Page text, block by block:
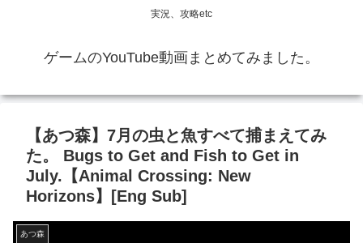
実況、攻略etc
ゲームのYouTube動画まとめてみました。
【あつ森】7月の虫と魚すべて捕まえてみ
た。 Bugs to Get and Fish to Get in
July.【Animal Crossing: New
Horizons】[Eng Sub]
あつ森